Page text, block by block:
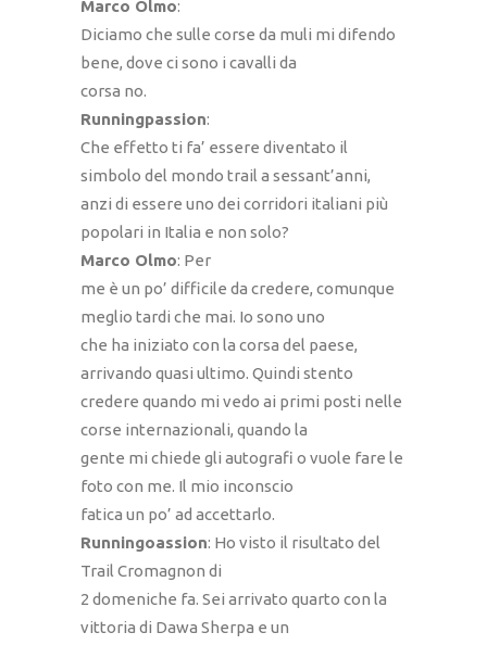
Marco Olmo:
Diciamo che sulle corse da muli mi difendo
bene, dove ci sono i cavalli da
corsa no.
Runningpassion:
Che effetto ti fa’ essere diventato il
simbolo del mondo trail a sessant’anni,
anzi di essere uno dei corridori italiani più
popolari in Italia e non solo?
Marco Olmo: Per
me è un po’ difficile da credere, comunque
meglio tardi che mai. Io sono uno
che ha iniziato con la corsa del paese,
arrivando quasi ultimo. Quindi stento
credere quando mi vedo ai primi posti nelle
corse internazionali, quando la
gente mi chiede gli autografi o vuole fare le
foto con me. Il mio inconscio
fatica un po’ ad accettarlo.
Runningoassion: Ho visto il risultato del
Trail Cromagnon di
2 domeniche fa. Sei arrivato quarto con la
vittoria di Dawa Sherpa e un